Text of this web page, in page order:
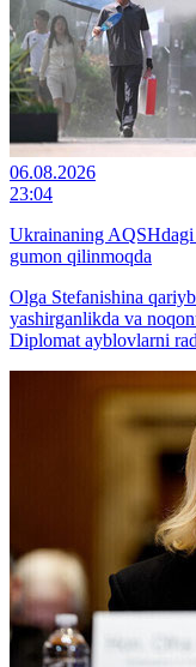
06.08.2026
23:04
Ukrainaning
gumon qilinmoqda
Olga Stefanishina
yashirganlikda va
Diplomat ayblovlarni